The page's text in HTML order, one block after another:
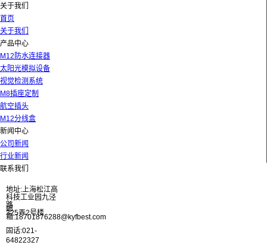
关于我们
首页
关于我们
产品中心
M12防水连接器
太阳光模拟设备
视觉检测系统
M8插座定制
航空插头
M12分线盒
新闻中心
公司新闻
行业新闻
联系我们
地址:上海松江高
科技工业园九泾
路
325弄2号楼
邮
箱:18701876288@kyfbest.com
固话:021-
64822327